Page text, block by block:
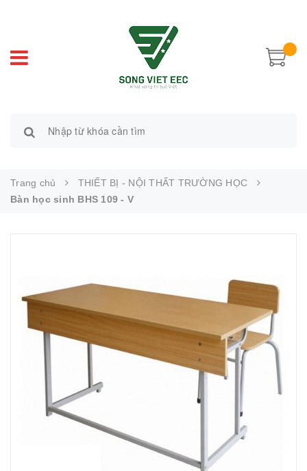
Trang chủ
THIẾT BỊ - NỘI THẤT TRƯỜNG HỌC
Bàn học sinh BHS 109 - V